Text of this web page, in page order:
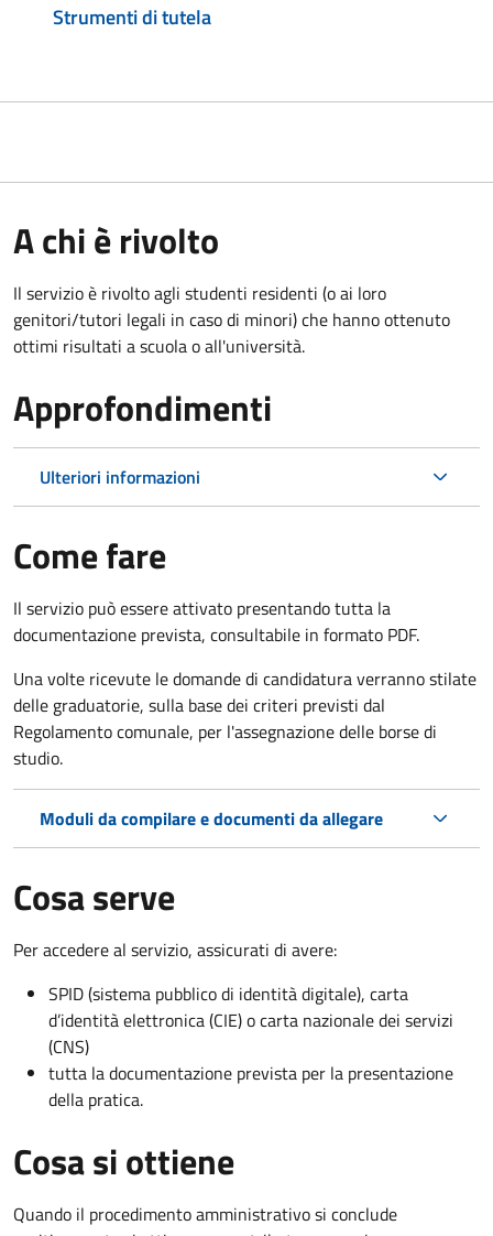
Strumenti di tutela
A chi è rivolto
Il servizio è rivolto agli studenti residenti (o ai loro
genitori/tutori legali in caso di minori) che hanno ottenuto
ottimi risultati a scuola o all'università.
Approfondimenti
Ulteriori informazioni
Come fare
Il servizio può essere attivato presentando tutta la
documentazione prevista, consultabile in formato PDF.
Una volte ricevute le domande di candidatura verranno stilate
delle graduatorie, sulla base dei criteri previsti dal
Regolamento comunale, per l'assegnazione delle borse di
studio.
Moduli da compilare e documenti da allegare
Cosa serve
Per accedere al servizio, assicurati di avere:
SPID (sistema pubblico di identità digitale), carta
d’identità elettronica (CIE) o carta nazionale dei servizi
(CNS)
tutta la documentazione prevista per la presentazione
della pratica.
Cosa si ottiene
Quando il procedimento amministrativo si conclude